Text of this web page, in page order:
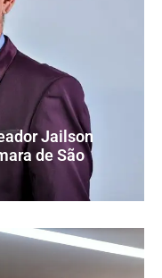
Jailson
de São